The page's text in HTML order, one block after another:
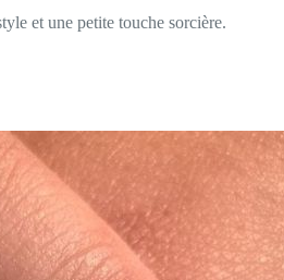
et une petite touche sorcière.